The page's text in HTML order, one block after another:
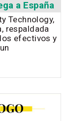
a España
Technology,
respaldada
efectivos y